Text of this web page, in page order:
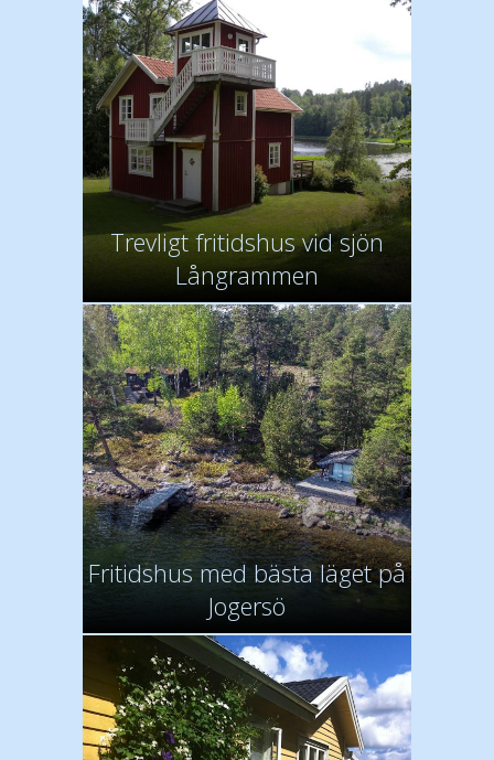
Trevligt fritidshus vid sjön
Långrammen
Fritidshus med bästa läget på
Jogersö